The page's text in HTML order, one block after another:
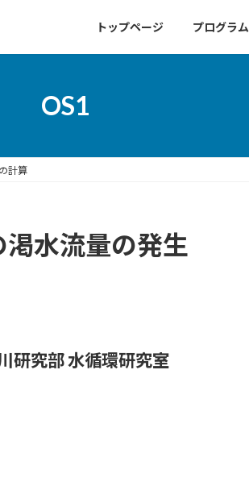
トップページ プログラム
OS1
計算
水流量の発生
研究部 水循環研究室